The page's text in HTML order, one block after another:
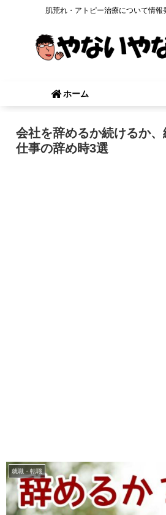
肌荒れ・アトピー治療について情報
ホーム
会社を辞めるか続けるか
仕事の辞め時3選
就職・転職